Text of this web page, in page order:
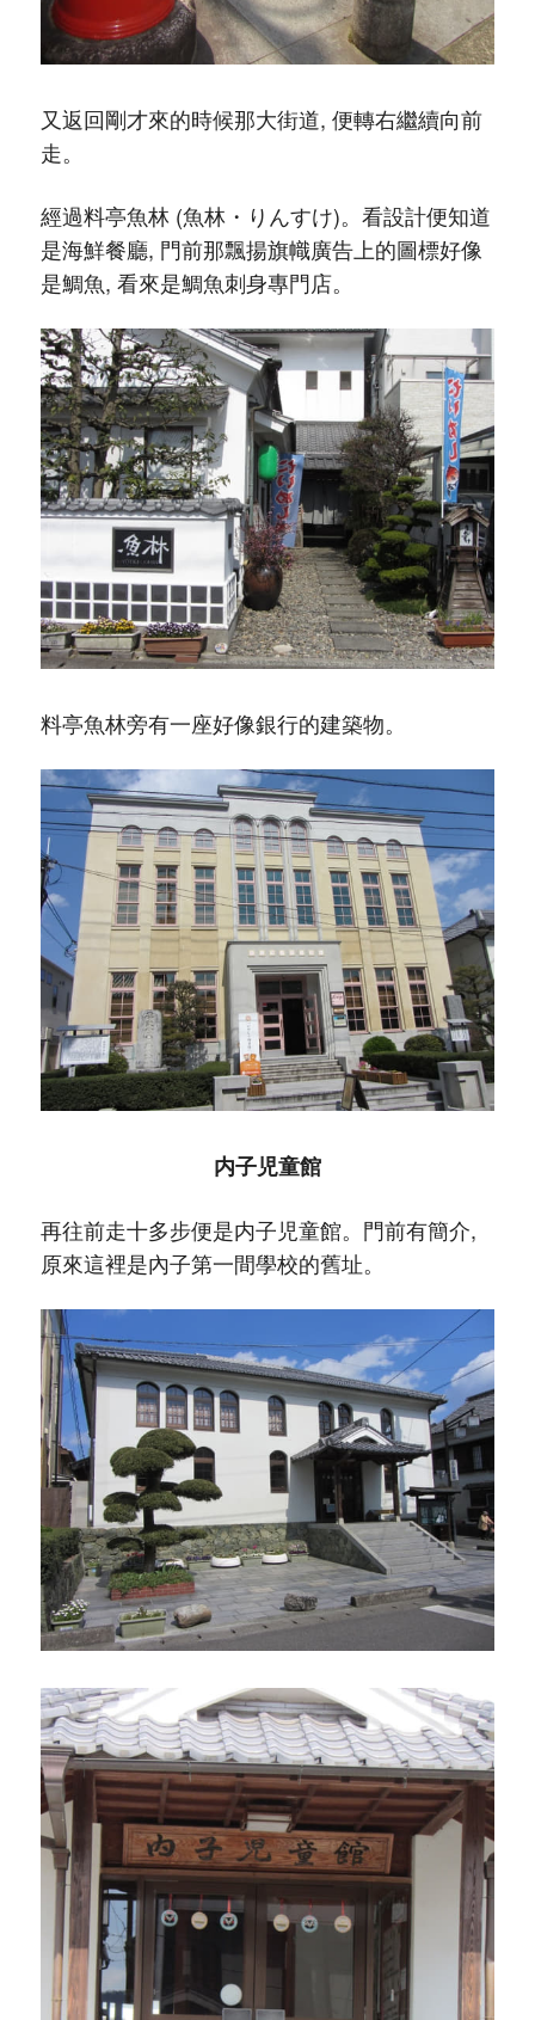
又返回剛才來的時候那大街道, 便轉右繼續向前
走。
經過料亭魚林 (魚林・りんすけ)。看設計便知道
是海鮮餐廳, 門前那飄揚旗幟廣告上的圖標好像
是鯛魚, 看來是鯛魚刺身專門店。
料亭魚林旁有一座好像銀行的建築物。
内子児童館
再往前走十多步便是内子児童館。門前有簡介,
原來這裡是內子第一間學校的舊址。